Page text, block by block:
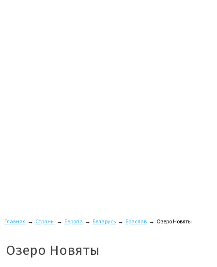
Главная → Страны → Европа → Беларусь → Браслав → Озеро Новяты
Озеро Новяты